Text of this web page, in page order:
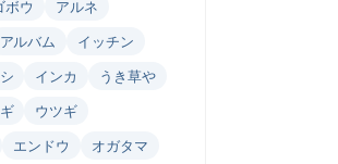
ボウ
アルネ
アルバム
イッチン
インカ
うき草や
ウツギ
エンドウ
オガタマ